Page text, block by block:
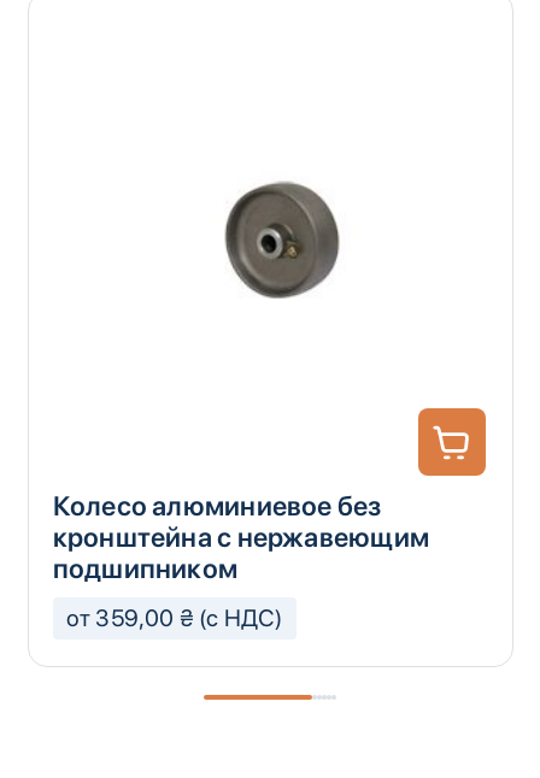
Колесо алюминиевое без
кронштейна с нержавеющим
подшипником
от 359,00 ₴ (с НДС)